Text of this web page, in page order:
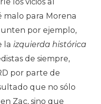
malo para Morena
por ejemplo,
la izquierda histórica
de siempre,
por parte de
que no sólo
Zac, sino que